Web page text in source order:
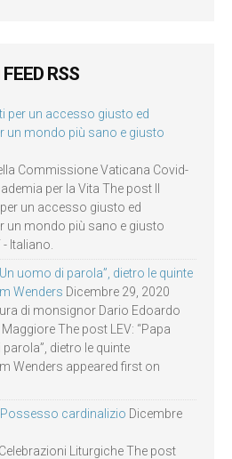
FEED RSS
per un accesso giusto ed
un mondo più sano e giusto
Commissione Vaticana Covid-
per la Vita The post Il
un accesso giusto ed
un mondo più sano e giusto
Italiano.
uomo di parola”, dietro le quinte
Wenders Dicembre 29, 2020
di monsignor Dario Edoardo
The post LEV: “Papa
dietro le quinte
Wenders appeared first on
Possesso cardinalizio Dicembre
Liturgiche The post